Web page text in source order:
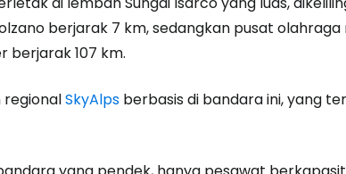
berjarak 7 km, sedangkan pusat
berjarak 107 km.
regionalSkyAlps berbasis di bandara ini, yang